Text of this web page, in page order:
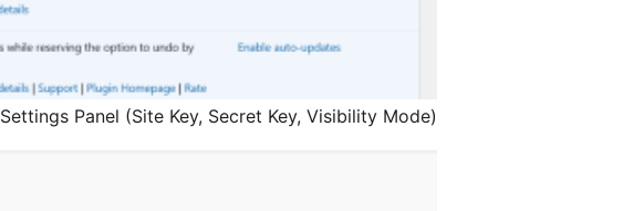
Settings Panel (Site Key, Secret Key, Visibility Mode)